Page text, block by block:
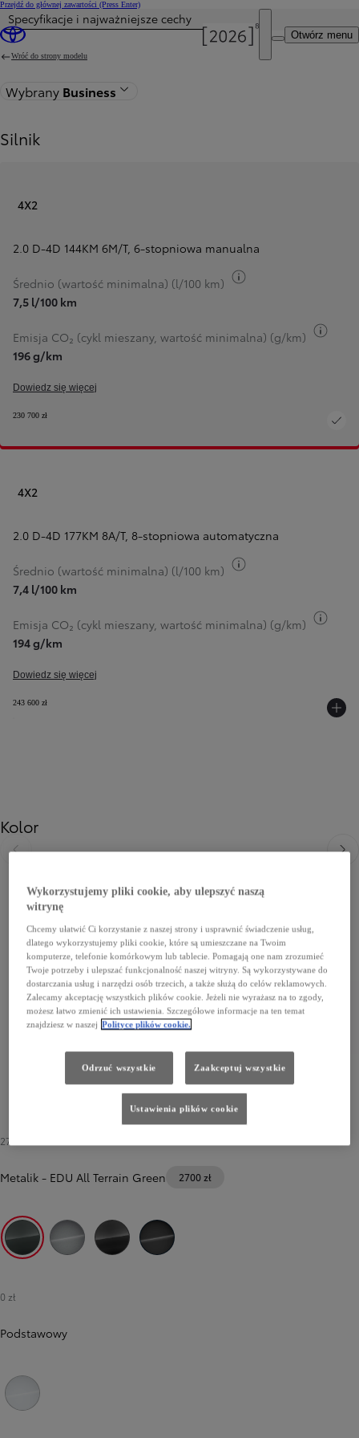
Przejdź do głównej zawartości (Press Enter)
Otwórz menu
Cena została zaktualizowana Cena Twojej konfiguracji została zmieniona na 233 400 zł.
Specyfikacje i najważniejsze cechy
Wróć do strony modelu
Wybrany Business
Silnik
4X2
2.0 D-4D 144KM 6M/T, 6-stopniowa manualna
Średnio (wartość minimalna) (l/100 km)
7,5 l/100 km
Emisja CO₂ (cykl mieszany, wartość minimalna) (g/km)
196 g/km
Dowiedz się więcej
230 700 zł
4X2
2.0 D-4D 177KM 8A/T, 8-stopniowa automatyczna
Średnio (wartość minimalna) (l/100 km)
7,4 l/100 km
Emisja CO₂ (cykl mieszany, wartość minimalna) (g/km)
194 g/km
Dowiedz się więcej
243 600 zł
Kolor
Poprzedni
2700 zł
Metalik - EDU All Terrain Green 2700 zł
EDU All Terrain Green
0 zł
Podstawowy
Wykorzystujemy pliki cookie, aby ulepszyć naszą
witrynę
Chcemy ułatwić Ci korzystanie z naszej strony i usprawnić świadczenie usług,
dlatego wykorzystujemy pliki cookie, które są umieszczane na Twoim
komputerze, telefonie komórkowym lub tablecie. Pomagają one nam zrozumieć
Twoje potrzeby i ulepszać funkcjonalność naszej witryny. Są wykorzystywane do
dostarczania usług i narzędzi osób trzecich, a także służą do celów reklamowych.
Zalecamy akceptację wszystkich plików cookie. Jeżeli nie wyrażasz na to zgody,
możesz łatwo zmienić ich ustawienia. Szczegółowe informacje na ten temat
znajdziesz w naszej Polityce plików cookie.
Odrzuć wszystkie Zaakceptuj wszystkie
Ustawienia plików cookie